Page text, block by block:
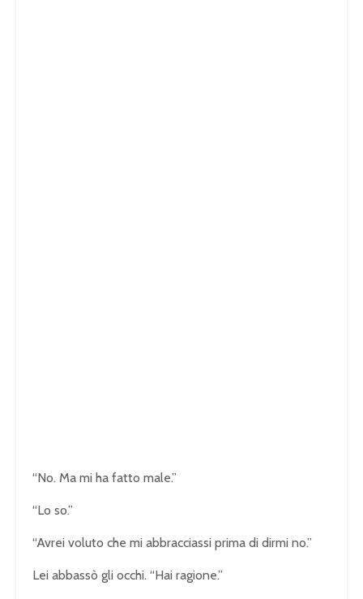
“No. Ma mi ha fatto male.”
“Lo so.”
“Avrei voluto che mi abbracciassi prima di dirmi no.”
Lei abbassò gli occhi. “Hai ragione.”